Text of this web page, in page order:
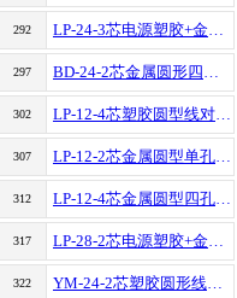
292 LP-24-3芯电源塑胶+金属圆型单孔防水航空插头连接器
297 BD-24-2芯金属圆形四孔防水航空插头连接器
302 LP-12-4芯塑胶圆型线对线防水航空插头连接器
307 LP-12-2芯金属圆型单孔防水航空插头连接器
312 LP-12-4芯金属圆型四孔防水航空插头连接器
317 LP-28-2芯电源塑胶+金属圆型单孔防水航空插头连接器
322 YM-24-2芯塑胶圆形线对线防水航空插头连接器